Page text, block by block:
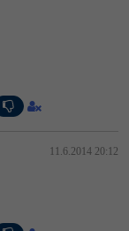
11.6.2014 20:12